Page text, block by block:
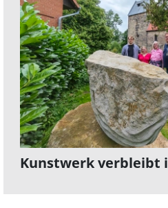
Kunstwerk verbleibt